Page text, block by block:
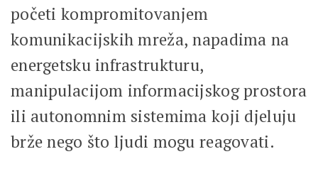
početi kompromitovanjem
komunikacijskih mreža, napadima na
energetsku infrastrukturu,
manipulacijom informacijskog prostora
ili autonomnim sistemima koji djeluju
brže nego što ljudi mogu reagovati.